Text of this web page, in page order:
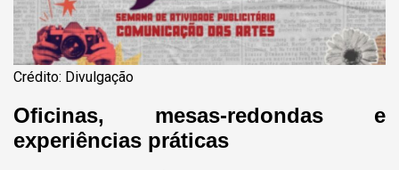
Crédito: Divulgação
Oficinas, mesas-redondas e
experiências práticas